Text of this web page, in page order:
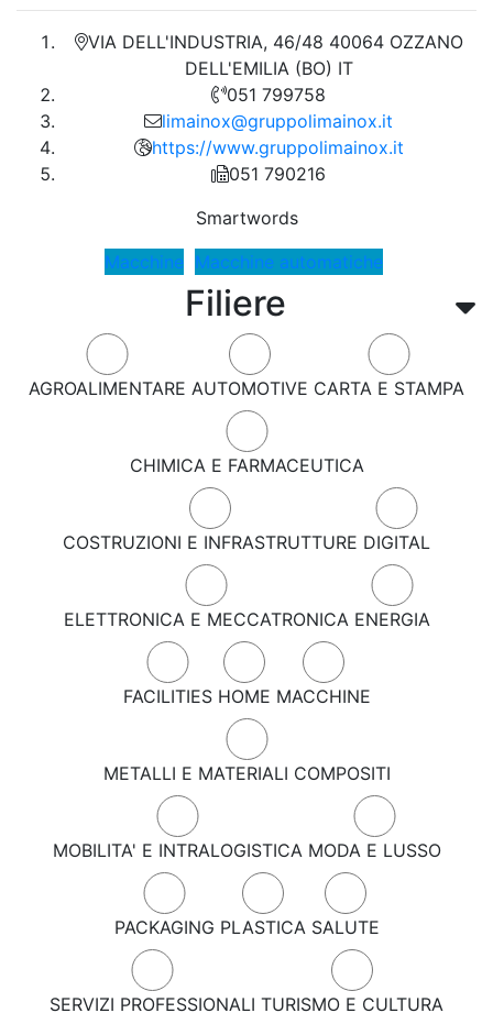
Filiere
AGROALIMENTARE AUTOMOTIVE CARTA E STAMPA
CHIMICA E FARMACEUTICA
COSTRUZIONI E INFRASTRUTTURE DIGITAL
ELETTRONICA E MECCATRONICA ENERGIA
FACILITIES HOME MACCHINE
METALLI E MATERIALI COMPOSITI
MOBILITA' E INTRALOGISTICA MODA E LUSSO
PACKAGING PLASTICA SALUTE
SERVIZI PROFESSIONALI TURISMO E CULTURA
VIA DELL'INDUSTRIA, 46/48 40064 OZZANO
DELL'EMILIA (BO) IT
051 799758
limainox@gruppolimainox.it
https://www.gruppolimainox.it
051 790216
Smartwords
Macchine Macchine automatiche